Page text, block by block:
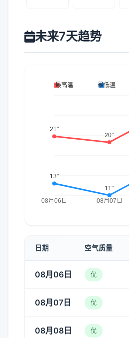
未来7天趋势
日期 空气质量
08月06日 优
08月07日 优
08月08日 优